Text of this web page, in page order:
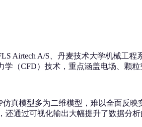
Airtech A/S、丹麦技术大学机械工程
（CFD）技术，重点涵盖电场、颗
真模型多为二维模型，难以全面反
通过可视化输出大幅提升了数据分析